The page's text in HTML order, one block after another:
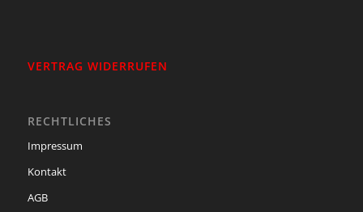
VERTRAG WIDERRUFEN
RECHTLICHES
Impressum
Kontakt
AGB